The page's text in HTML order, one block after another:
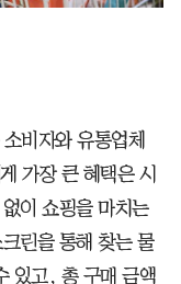
비자와 유통업체
가장 큰 혜택은 시
이 쇼핑을 마치는
린을 통해 찾는 물
있고, 총 구매 금액